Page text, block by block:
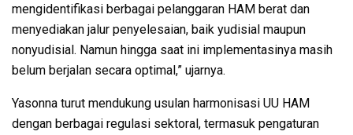
mengidentifikasi berbagai pelanggaran HAM berat dan
menyediakan jalur penyelesaian, baik yudisial maupun
nonyudisial. Namun hingga saat ini implementasinya masih
belum berjalan secara optimal,” ujarnya.
Yasonna turut mendukung usulan harmonisasi UU HAM
dengan berbagai regulasi sektoral, termasuk pengaturan